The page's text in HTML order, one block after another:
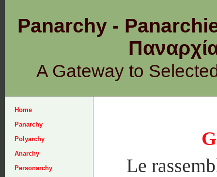
Panarchy -
A Gateway to
Home
Panarchy
Polyarchy
Anarchy
Personarchy
Le